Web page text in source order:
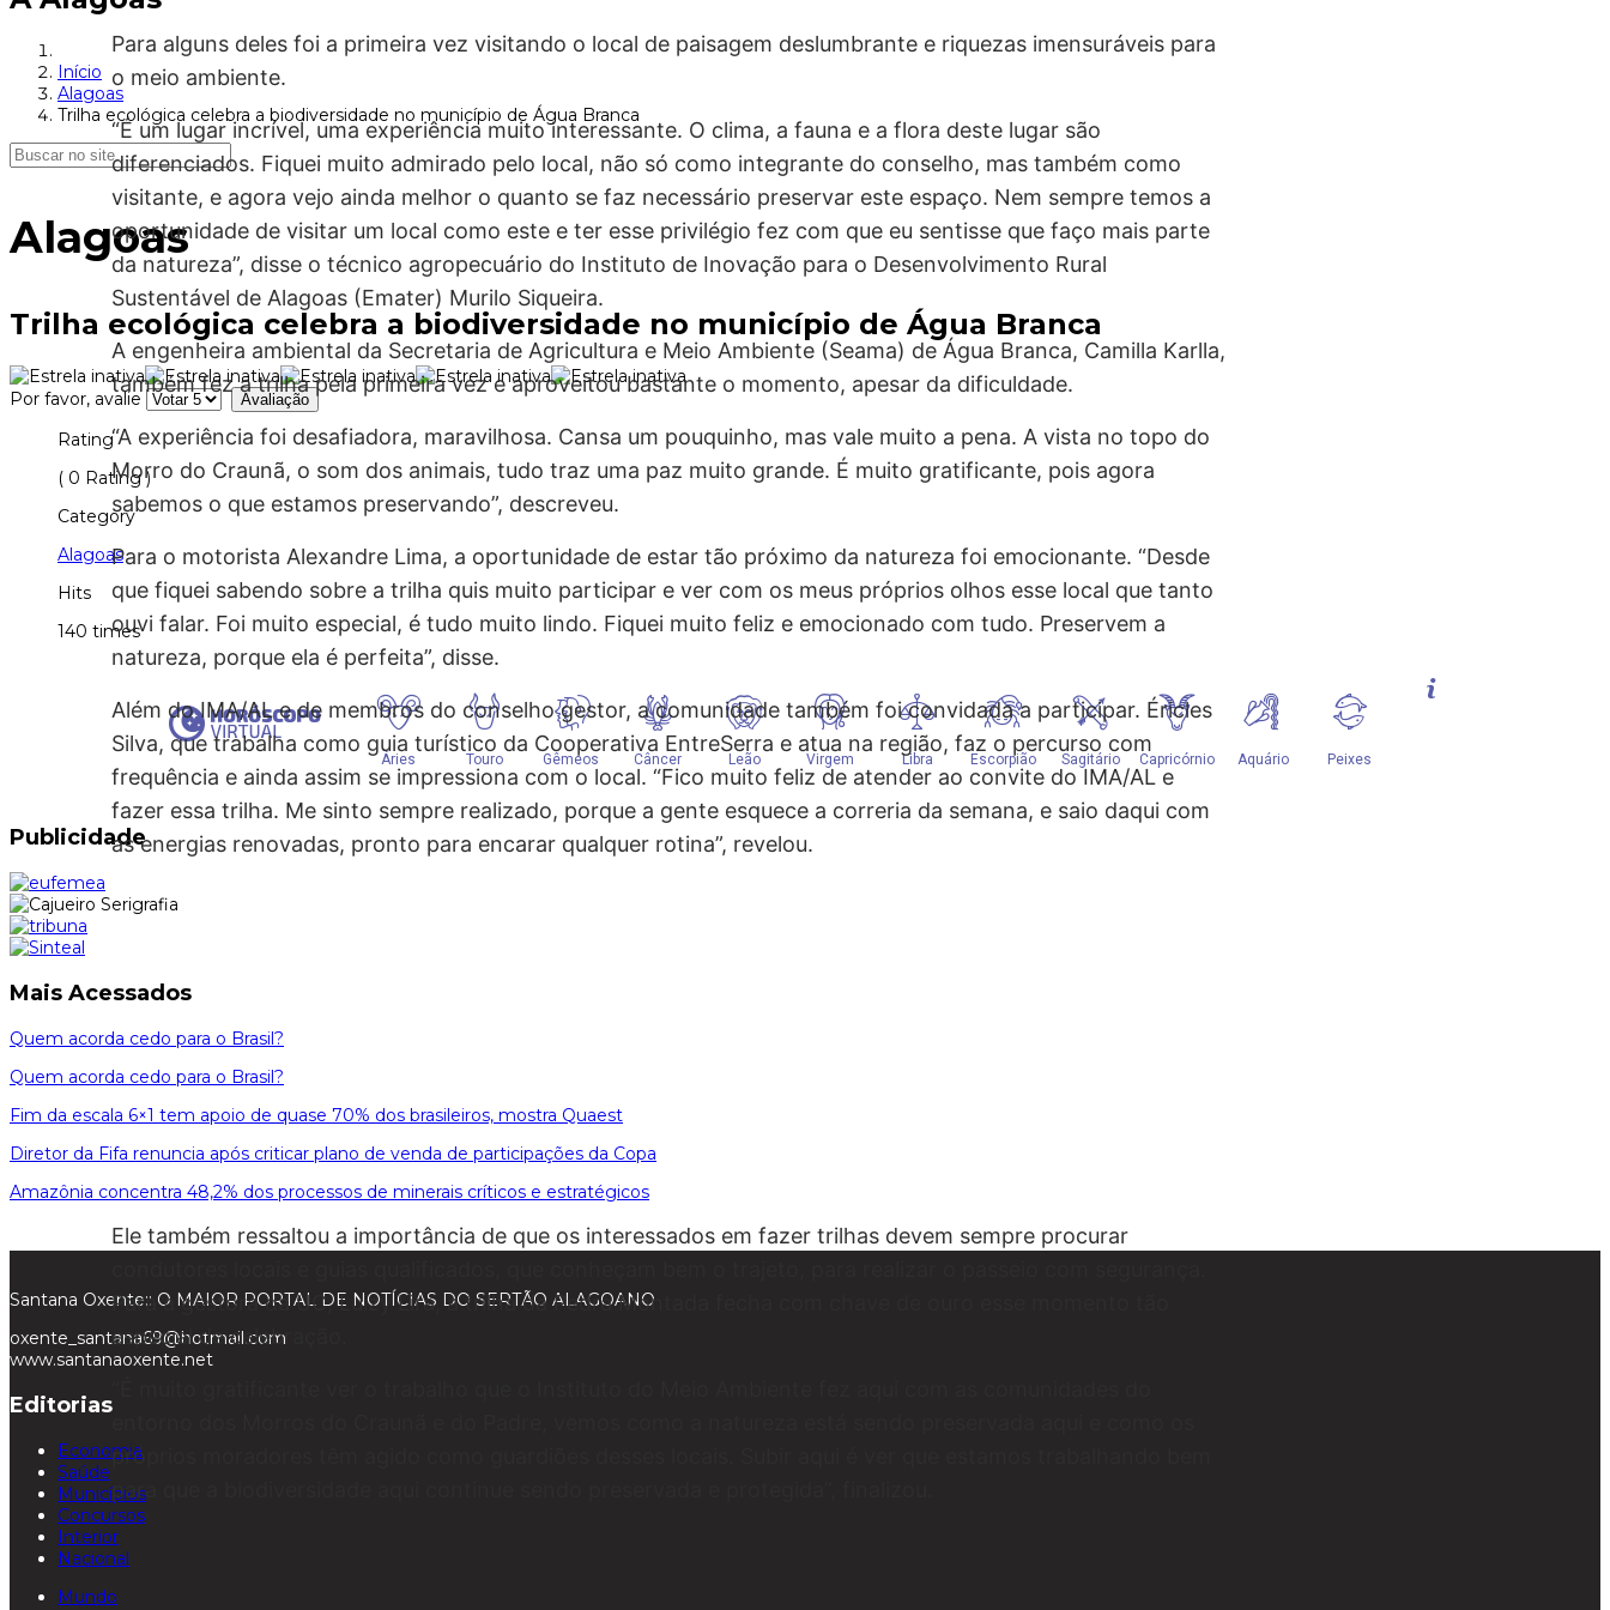
Início
Alagoas
Trilha ecológica celebra a biodiversidade no município de Água Branca
Alagoas
Trilha ecológica celebra a biodiversidade no município de Água Branca
Por favor, avalie
Para alguns deles foi a primeira vez visitando o local de paisagem deslumbrante e riquezas imensuráveis para
o meio ambiente.
“É um lugar incrível, uma experiência muito interessante. O clima, a fauna e a flora deste lugar são
diferenciados. Fiquei muito admirado pelo local, não só como integrante do conselho, mas também como
visitante, e agora vejo ainda melhor o quanto se faz necessário preservar este espaço. Nem sempre temos a
oportunidade de visitar um local como este e ter esse privilégio fez com que eu sentisse que faço mais parte
da natureza”, disse o técnico agropecuário do Instituto de Inovação para o Desenvolvimento Rural
Sustentável de Alagoas (Emater) Murilo Siqueira.
A engenheira ambiental da Secretaria de Agricultura e Meio Ambiente (Seama) de Água Branca, Camilla Karlla,
também fez a trilha pela primeira vez e aproveitou bastante o momento, apesar da dificuldade.
“A experiência foi desafiadora, maravilhosa. Cansa um pouquinho, mas vale muito a pena. A vista no topo do
Morro do Craunã, o som dos animais, tudo traz uma paz muito grande. É muito gratificante, pois agora
sabemos o que estamos preservando”, descreveu.
Para o motorista Alexandre Lima, a oportunidade de estar tão próximo da natureza foi emocionante. “Desde
que fiquei sabendo sobre a trilha quis muito participar e ver com os meus próprios olhos esse local que tanto
ouvi falar. Foi muito especial, é tudo muito lindo. Fiquei muito feliz e emocionado com tudo. Preservem a
natureza, porque ela é perfeita”, disse.
Além do IMA/AL e de membros do conselho gestor, a comunidade também foi convidada a participar. Éricles
Silva, que trabalha como guia turístico da Cooperativa EntreSerra e atua na região, faz o percurso com
frequência e ainda assim se impressiona com o local. “Fico muito feliz de atender ao convite do IMA/AL e
fazer essa trilha. Me sinto sempre realizado, porque a gente esquece a correria da semana, e saio daqui com
as energias renovadas, pronto para encarar qualquer rotina”, revelou.
Ele também ressaltou a importância de que os interessados em fazer trilhas devem sempre procurar
Para a gestora da UC, Luizy Lira, a trilha da Pedra Montada fecha com chave de ouro esse momento tão
especial de celebração.
próprios moradores têm agido como guardiões desses locais. Subir aqui é ver que estamos trabalhando bem
para que a biodiversidade aqui continue sendo preservada e protegida”, finalizou.
Rating
( 0 Rating )
Category
Alagoas
Hits
140 times
Publicidade
Mais Acessados
Quem acorda cedo para o Brasil?
Quem acorda cedo para o Brasil?
Fim da escala 6×1 tem apoio de quase 70% dos brasileiros, mostra Quaest
Diretor da Fifa renuncia após criticar plano de venda de participações da Copa
Amazônia concentra 48,2% dos processos de minerais críticos e estratégicos
Santana Oxente:: O MAIOR PORTAL DE NOTÍCIAS DO SERTÃO ALAGOANO
oxente_santana69@hotmail.com
www.santanaoxente.net
Editorias
Economia
Saúde
Municípios
Concursos
Interior
Nacional
Mundo